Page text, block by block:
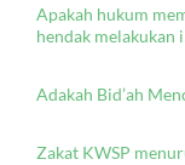
Apakah hukum
hendak melakukan
Adakah Bid’ah
Zakat KWSP